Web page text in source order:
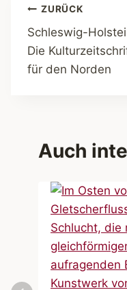
ZURÜCK
Schleswig-
Die
für den Norden
Auch